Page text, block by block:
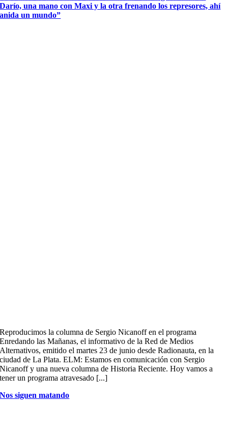
Darío, una mano con Maxi y la otra frenando los represores, ahí
anida un mundo”
Reproducimos la columna de Sergio Nicanoff en el programa
Enredando las Mañanas, el informativo de la Red de Medios
Alternativos, emitido el martes 23 de junio desde Radionauta, en la
ciudad de La Plata. ELM: Estamos en comunicación con Sergio
Nicanoff y una nueva columna de Historia Reciente. Hoy vamos a
tener un programa atravesado [...]
Nos siguen matando